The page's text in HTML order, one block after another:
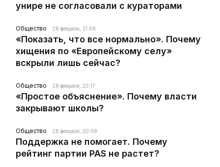
унире не согласовали с кураторами
Общество 28 февраля, 21:09
«Показать, что все нормально». Почему
хищения по «Европейскому селу»
вскрыли лишь сейчас?
Общество 28 февраля, 20:17
«Простое объяснение». Почему власти
закрывают школы?
Общество 28 февраля, 20:08
Поддержка не помогает. Почему
рейтинг партии PAS не растет?